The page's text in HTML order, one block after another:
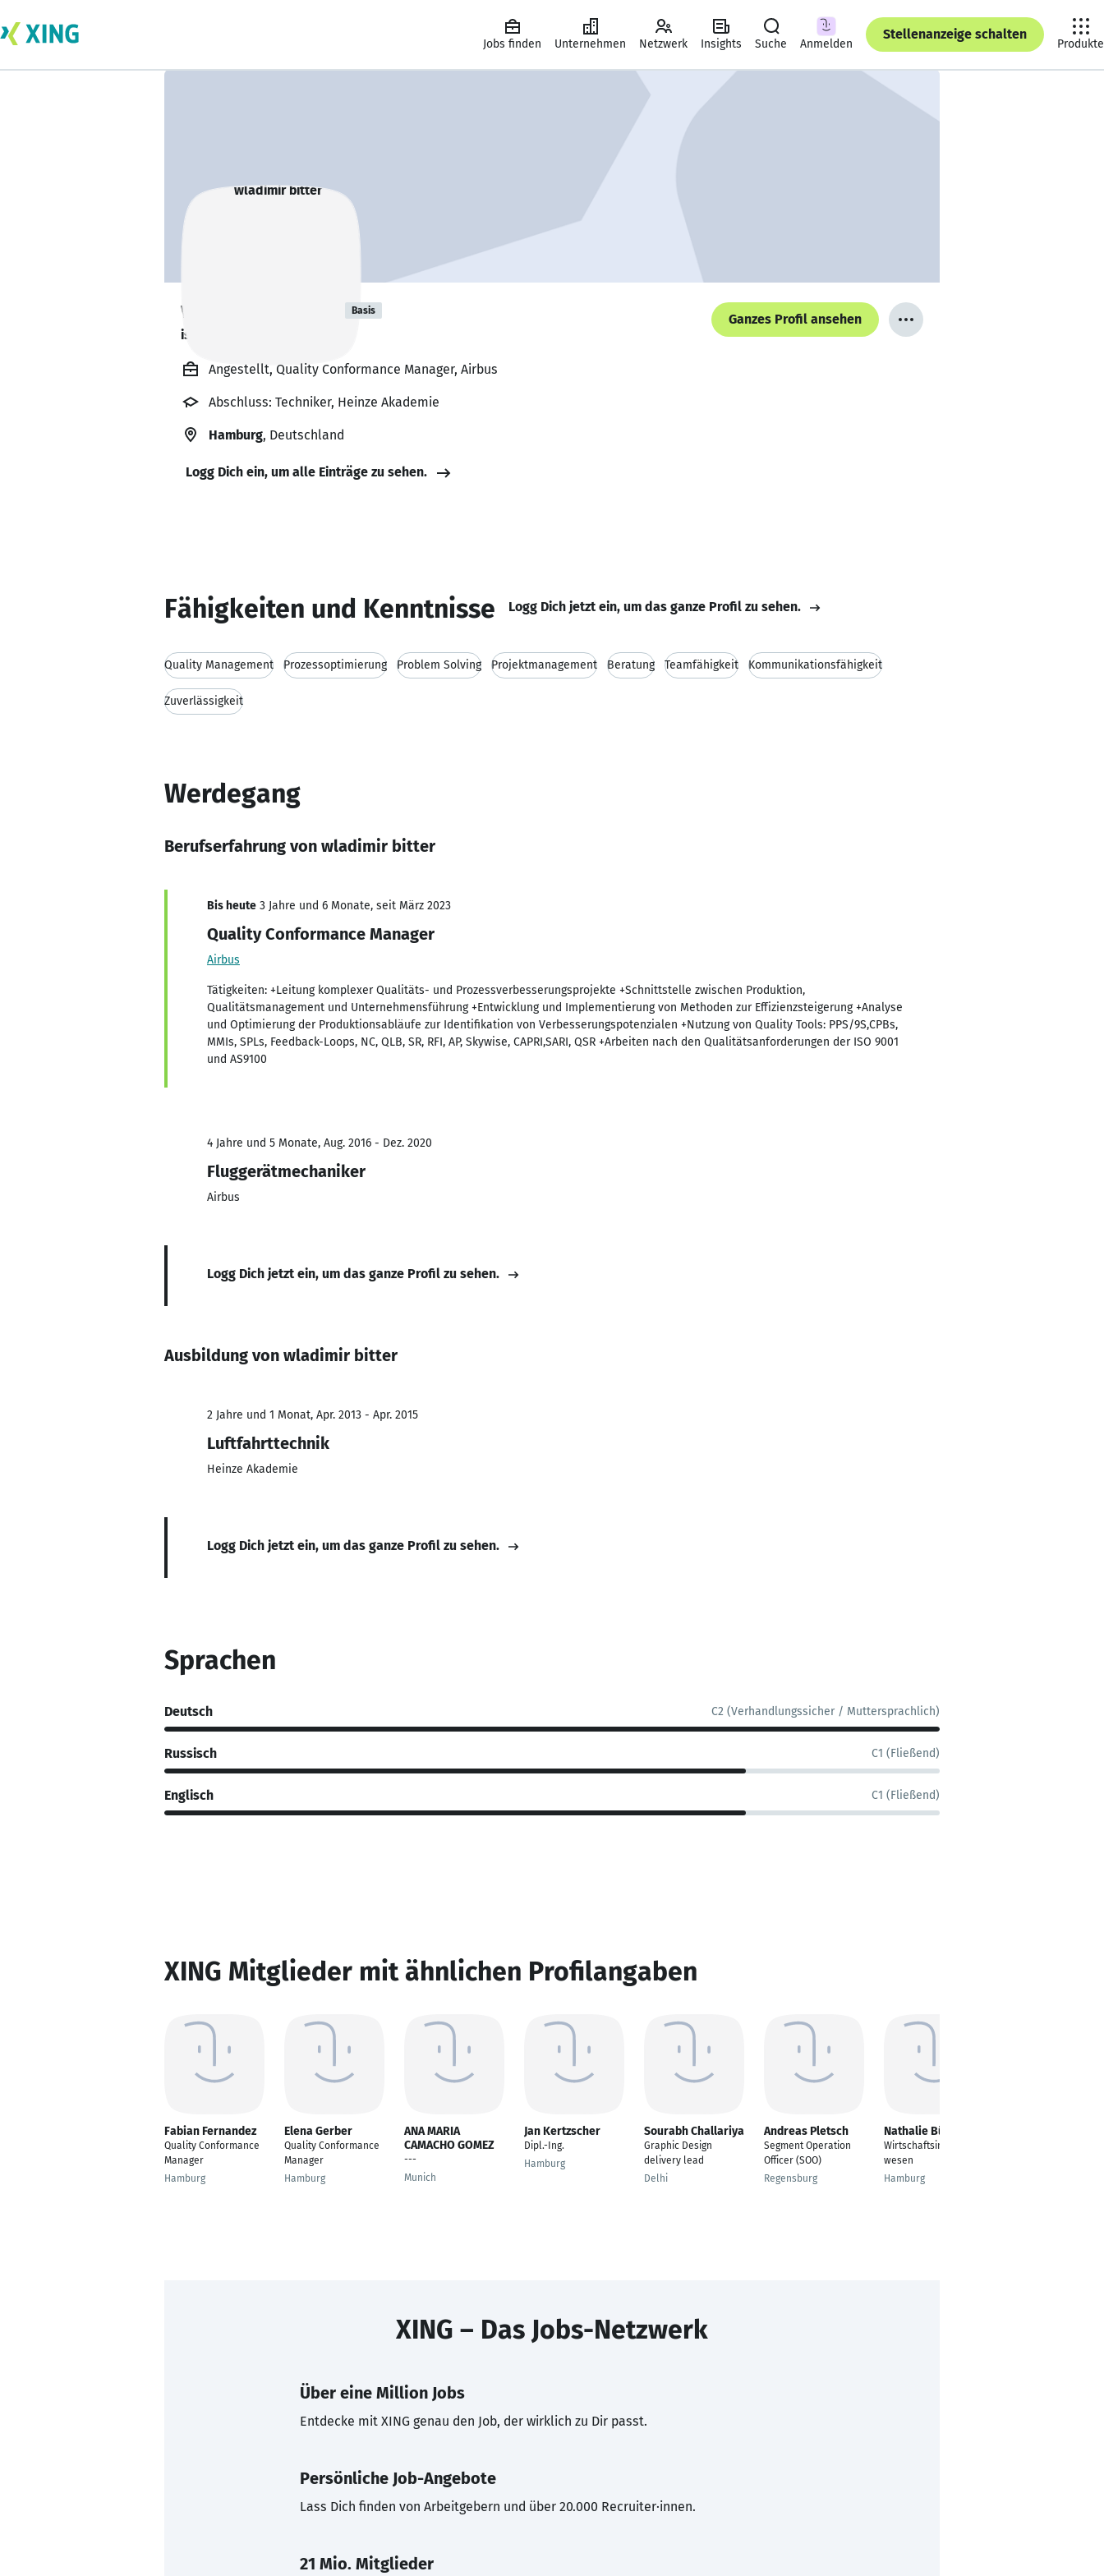
Jobs finden Unternehmen Netzwerk Insights Suche Anmelden
Stellenanzeige schalten
Produkte
wladimir bitter Basis
ist offen für Projekte. 🔎
Ganzes Profil ansehen
Angestellt, Quality Conformance Manager, Airbus
Abschluss: Techniker, Heinze Akademie
Hamburg, Deutschland
Logg Dich ein, um alle Einträge zu sehen.
Fähigkeiten und Kenntnisse Logg Dich jetzt ein, um das ganze Profil zu sehen.
Quality Management Prozessoptimierung Problem Solving Projektmanagement Beratung Teamfähigkeit Kommunikationsfähigkeit
Zuverlässigkeit
Werdegang
Berufserfahrung von wladimir bitter
Bis heute 3 Jahre und 6 Monate, seit März 2023
Quality Conformance Manager
Airbus
Tätigkeiten: +Leitung komplexer Qualitäts- und Prozessverbesserungsprojekte +Schnittstelle zwischen Produktion,
Qualitätsmanagement und Unternehmensführung +Entwicklung und Implementierung von Methoden zur Effizienzsteigerung +Analyse
und Optimierung der Produktionsabläufe zur Identifikation von Verbesserungspotenzialen +Nutzung von Quality Tools: PPS/9S,CPBs,
MMIs, SPLs, Feedback-Loops, NC, QLB, SR, RFI, AP, Skywise, CAPRI,SARI, QSR +Arbeiten nach den Qualitätsanforderungen der ISO 9001
und AS9100
4 Jahre und 5 Monate, Aug. 2016 - Dez. 2020
Fluggerätmechaniker
Airbus
Logg Dich jetzt ein, um das ganze Profil zu sehen.
Ausbildung von wladimir bitter
2 Jahre und 1 Monat, Apr. 2013 - Apr. 2015
Luftfahrttechnik
Heinze Akademie
Logg Dich jetzt ein, um das ganze Profil zu sehen.
Sprachen
Deutsch C2 (Verhandlungssicher / Muttersprachlich)
Russisch C1 (Fließend)
Englisch C1 (Fließend)
XING Mitglieder mit ähnlichen Profilangaben
Fabian Fernandez
Quality Conformance
Manager
Hamburg
Elena Gerber
Quality Conformance
Manager
Hamburg
ANA MARIA
CAMACHO GOMEZ
---
Munich
Jan Kertzscher
Dipl.-Ing.
Hamburg
Sourabh Challariya
Graphic Design
delivery lead
Delhi
Andreas Pletsch
Segment Operation
Officer (SOO)
Regensburg
Nathalie Bücker
Wirtschaftsingenieur
wesen
Hamburg
XING – Das Jobs-Netzwerk
Über eine Million Jobs
Entdecke mit XING genau den Job, der wirklich zu Dir passt.
Persönliche Job-Angebote
Lass Dich finden von Arbeitgebern und über 20.000 Recruiter·innen.
21 Mio. Mitglieder